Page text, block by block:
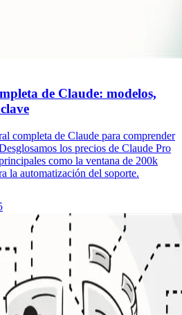
de Claude: modelos,
completa de Claude para comprender
los precios de Claude Pro
como la ventana de 200k
la automatización del soporte.